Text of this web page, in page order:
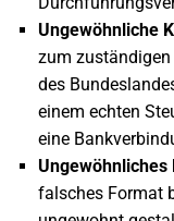
Ungewöhnliche
zum
des
einem echten
eine
Ungewöhnliches
falsches Format